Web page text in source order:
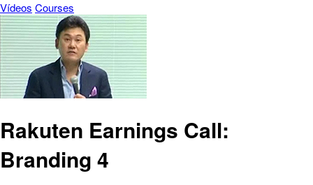
Vídeos Courses
Rakuten Earnings Call:
Branding 4